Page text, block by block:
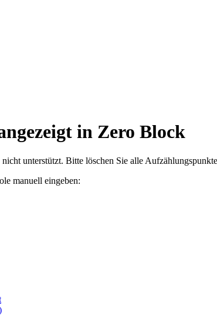
in Zero Block
unterstützt. Bitte löschen Sie alle
manuell eingeben: